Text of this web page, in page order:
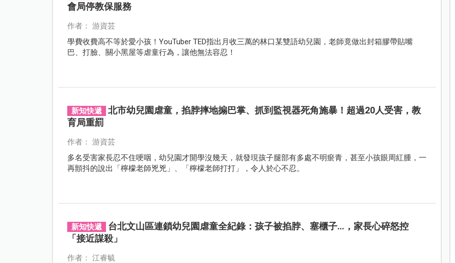
會局停教保服務
作者： 游資芸
學費收費高不等於愛小孩！YouTuber TED指出月收三萬的林口某雙語幼兒園，老師竟做出封箱膠帶貼嘴
巴、打臉、關小黑屋等虐童行為，讓他無法容忍！
新知快遞
北市幼兒園虐童，掐脖摔地搧巴掌、抓到監視器死角施暴！超過20人受害，教
育局重罰
作者： 游資芸
多名受害家長忍不住哽咽，幼兒園才開學沒幾天，就發現孩子腿部有多處不明瘀青，甚至小孩眼周紅腫，一
再顫抖的說出「檸檬老師兇兇」、「檸檬老師打打」，令人於心不忍。
新知快遞
台北文山區連鎖幼兒園虐童全紀錄：孩子被掐脖、塞櫃子…，家長心碎怒控
「接近謀殺」
作者： 江睿毓